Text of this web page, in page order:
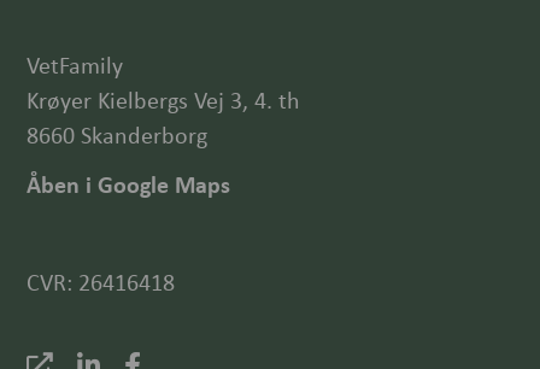
VetFamily
Krøyer Kielbergs Vej 3, 4. th
8660 Skanderborg
Åben i Google Maps
CVR: 26416418